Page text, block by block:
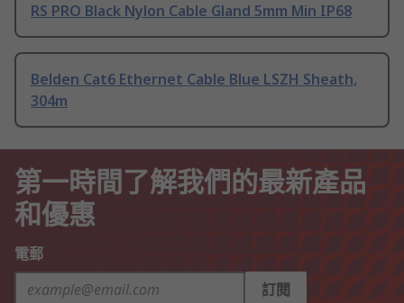
RS PRO Black Nylon Cable Gland 5mm Min IP68
Belden Cat6 Ethernet Cable Blue LSZH Sheath,
304m
第一時間了解我們的最新產品
和優惠
電郵
訂閱